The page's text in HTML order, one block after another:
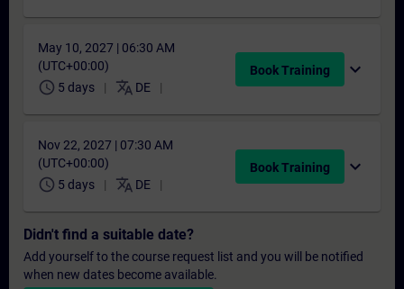
May 10, 2027 | 06:30 AM
(UTC+00:00)
schedule 5 days translate DE
Book Training expand_more
Nov 22, 2027 | 07:30 AM
(UTC+00:00)
schedule 5 days translate DE
Book Training expand_more
Didn't find a suitable date?
Add yourself to the course request list and you will be notified
when new dates become available.